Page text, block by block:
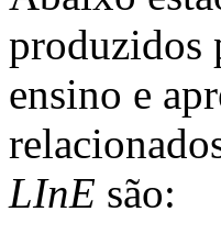
produzidos
ensino e
LInE são: